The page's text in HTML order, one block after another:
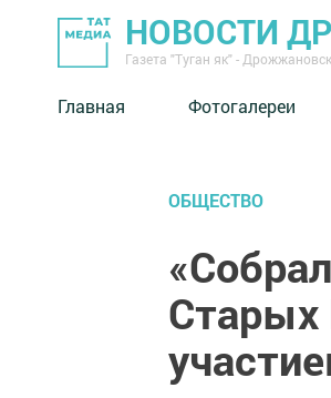
НОВОСТИ
Газета "Туган як" -
Главная Фотогалереи
ОБЩЕСТВО
Старых